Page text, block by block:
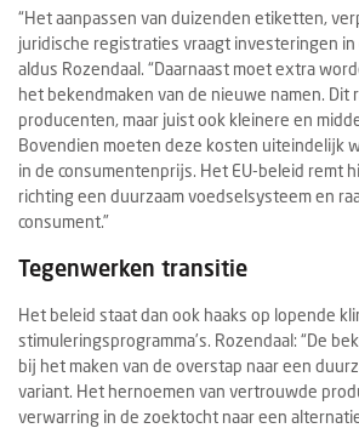
“Het aanpassen van duizenden etiketten,
juridische registraties vraagt investeringen in
aldus Rozendaal. “Daarnaast moet extra
het bekendmaken van de nieuwe namen. Dit
producenten, maar juist ook kleinere en
Bovendien moeten deze kosten uiteindelijk
in de consumentenprijs. Het EU-beleid remt
richting een duurzaam voedselsysteem en
consument.”
Tegenwerken transitie
Het beleid staat dan ook haaks op lopende
stimuleringsprogramma’s. Rozendaal: “De
bij het maken van de overstap naar een
variant. Het hernoemen van vertrouwde
verwarring in de zoektocht naar een